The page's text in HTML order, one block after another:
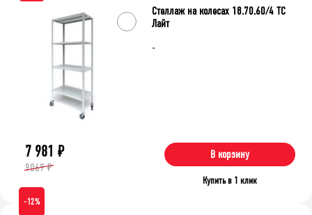
-
Стеллаж на колесах 18.70.60/4 ТС
Лайт
7 981 ₽
9069 ₽
В корзину
Купить в 1 клик
-12%